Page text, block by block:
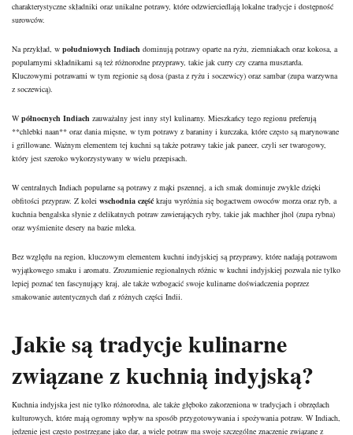
charakterystyczne składniki oraz unikalne potrawy, które odzwierciedlają lokalne tradycje i dostępność
surowców.
Na przykład, w południowych Indiach dominują potrawy oparte na ryżu, ziemniakach oraz kokosa, a
popularnymi składnikami są też różnorodne przyprawy, takie jak curry czy czarna musztarda.
Kluczowymi potrawami w tym regionie są dosa (pasta z ryżu i soczewicy) oraz sambar (zupa warzywna
z soczewicą).
W północnych Indiach zauważalny jest inny styl kulinarny. Mieszkańcy tego regionu preferują
**chlebki naan** oraz dania mięsne, w tym potrawy z baraniny i kurczaka, które często są marynowane
i grillowane. Ważnym elementem tej kuchni są także potrawy takie jak paneer, czyli ser twarogowy,
który jest szeroko wykorzystywany w wielu przepisach.
W centralnych Indiach popularne są potrawy z mąki pszennej, a ich smak dominuje zwykle dzięki
obfitości przypraw. Z kolei wschodnia część kraju wyróżnia się bogactwem owoców morza oraz ryb, a
kuchnia bengalska słynie z delikatnych potraw zawierających ryby, takie jak machher jhol (zupa rybna)
oraz wyśmienite desery na bazie mleka.
Bez względu na region, kluczowym elementem kuchni indyjskiej są przyprawy, które nadają potrawom
wyjątkowego smaku i aromatu. Zrozumienie regionalnych różnic w kuchni indyjskiej pozwala nie tylko
lepiej poznać ten fascynujący kraj, ale także wzbogacić swoje kulinarne doświadczenia poprzez
smakowanie autentycznych dań z różnych części Indii.
Jakie są tradycje kulinarne
związane z kuchnią indyjską?
Kuchnia indyjska jest nie tylko różnorodna, ale także głęboko zakorzeniona w tradycjach i obrzędach
kulturowych, które mają ogromny wpływ na sposób przygotowywania i spożywania potraw. W Indiach,
jedzenie jest często postrzegane jako dar, a wiele potraw ma swoje szczególne znaczenie związane z